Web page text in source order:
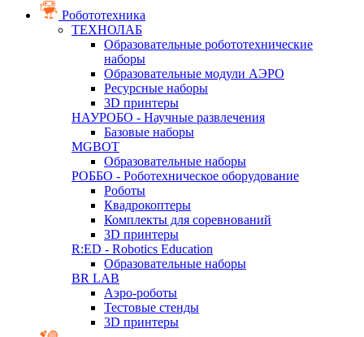
Робототехника
ТЕХНОЛАБ
Образовательные робототехнические
наборы
Образовательные модули АЭРО
Ресурсные наборы
3D принтеры
НАУРОБО - Научные развлечения
Базовые наборы
MGBOT
Образовательные наборы
РОББО - Роботехническое оборудование
Роботы
Квадрокоптеры
Комплекты для соревнований
3D принтеры
R:ED - Robotics Education
Образовательные наборы
BR LAB
Аэро-роботы
Тестовые стенды
3D принтеры